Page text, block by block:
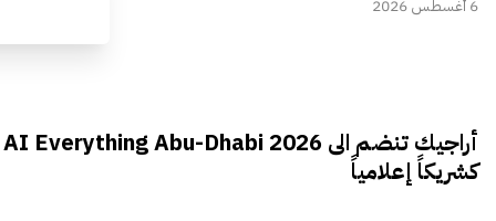
6 أغسطس 2026
أراجيك تنضم الى AI Everything Abu-Dhabi 2026
كشريكاً إعلامياً